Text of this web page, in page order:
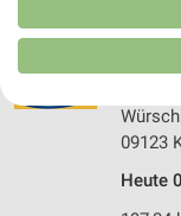
09123
Heute
Verbesserung der
von Inhalten.
Daten können
USA gesendet werden.
Website/App.
Partnerliste
Wir nutzen Ihre Daten